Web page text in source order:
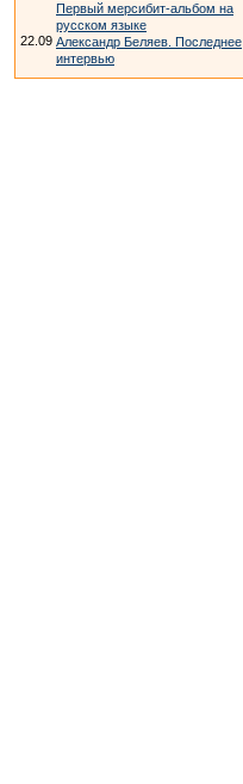
Первый мерсибит-альбом на
русском языке
22.09 Александр Беляев. Последнее
интервью